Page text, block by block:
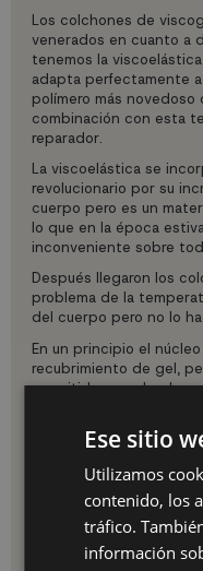
Los colchones de
venerados en cuanto a
tenemos la
adapta perfectamente
polímero más
combinación con esta
reparador.
La viscoelástica se
revolucionario por su
cuerpo pero es un
lo que en la época
inconveniente sobre
Después llegaron los
problema de la
del cuerpo pero no lo
En un principio el
recubrimiento de gel,
permitido que el gel
Es ahora, cuando se
con fantásticas
cuerpo y manteniendo
descanso
Estos colchones son
Ese sitio
Utilizamos
contenido, los
tráfico.
información